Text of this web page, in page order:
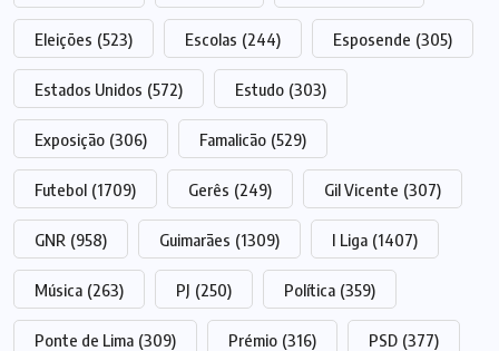
Eleições (523) Escolas (244) Esposende (305)
Estados Unidos (572) Estudo (303)
Exposição (306) Famalicão (529)
Futebol (1709) Gerês (249) Gil Vicente (307)
GNR (958) Guimarães (1309) I Liga (1407)
Música (263) PJ (250) Política (359)
Ponte de Lima (309) Prémio (316) PSD (377)